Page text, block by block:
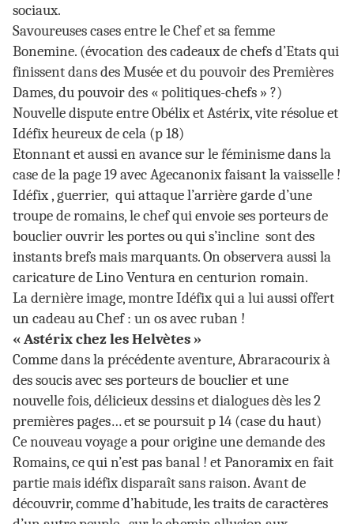
sociaux.
Savoureuses cases entre le Chef et sa femme
Bonemine. (évocation des cadeaux de chefs d’Etats qui
finissent dans des Musée et du pouvoir des Premières
Dames, du pouvoir des « politiques-chefs » ?)
Nouvelle dispute entre Obélix et Astérix, vite résolue et
Idéfix heureux de cela (p 18)
Etonnant et aussi en avance sur le féminisme dans la
case de la page 19 avec Agecanonix faisant la vaisselle !
Idéfix , guerrier, qui attaque l’arrière garde d’une
troupe de romains, le chef qui envoie ses porteurs de
bouclier ouvrir les portes ou qui s’incline sont des
instants brefs mais marquants. On observera aussi la
caricature de Lino Ventura en centurion romain.
La dernière image, montre Idéfix qui a lui aussi offert
un cadeau au Chef : un os avec ruban !
« Astérix chez les Helvètes »
Comme dans la précédente aventure, Abraracourix à
des soucis avec ses porteurs de bouclier et une
nouvelle fois, délicieux dessins et dialogues dès les 2
premières pages… et se poursuit p 14 (case du haut)
Ce nouveau voyage a pour origine une demande des
Romains, ce qui n’est pas banal ! et Panoramix en fait
partie mais idéfix disparaît sans raison. Avant de
découvrir, comme d’habitude, les traits de caractères